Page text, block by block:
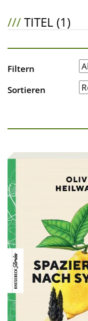
///TITEL (1)
Filtern
Sortieren